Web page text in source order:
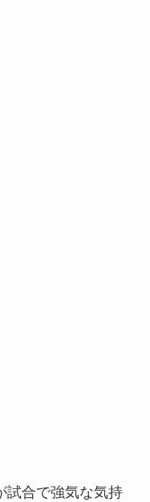
試合で強気な気持